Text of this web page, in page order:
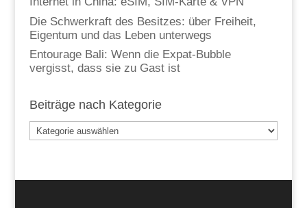
Die Schwerkraft des Besitzes: über Freiheit,
Eigentum und das Leben unterwegs
Entourage Bali: Wenn die Expat-Bubble
vergisst, dass sie zu Gast ist
Beiträge nach Kategorie
Beiträge
nach